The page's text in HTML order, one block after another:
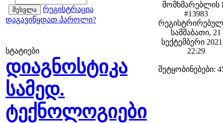
რეგისტრაცია
დაგავიწყდათ პაროლი?
სტატიები
დიაგნოსტიკა
სამედ.
ტექნოლოგიები
მომხმარებლის
#13983
სამშაბათი, 21
სექტემბერი
22:29
შეტყობინებები: